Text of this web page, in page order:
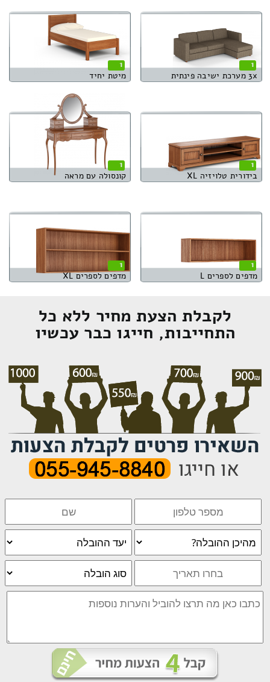
1
3x מערכת ישיבה פינתית
1
מיטת יחיד
1
בידורית טלויזיה XL
1
קונסולה עם מראה
1
מדפים לספרים L
1
מדפים לספרים XL
לקבלת הצעת מחיר ללא כל
התחייבות, חייגו כבר עכשיו